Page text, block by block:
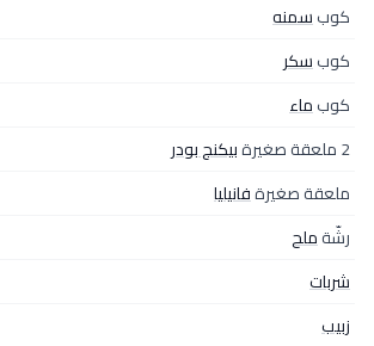
كوبسمنه
كوبسكر
كوبماء
2 ملعقة صغيرة
بيكنج بودر
ملعقة صغيرةفانيليا
رشّةملح
شربات
زبيب